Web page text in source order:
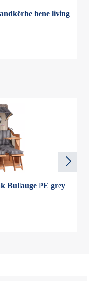
bene living
Bullauge PE grey